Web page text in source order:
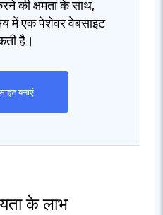
की क्षमता के साथ,
में एक पेशेवर वेबसाइट
है।
बनाएं
के लाभ